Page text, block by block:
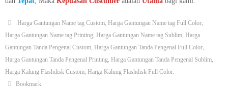
Harga Gantungan Name tag Custom, Harga Gantungan Name tag Full Color,
Harga Gantungan Name tag Printing Harga Gantungan Name tag Sublim Harga
Gantungan Tanda Pengenal Custom Harga Gantungan Tanda Pengenal Full Color
Harga Gantungan Tanda Pengenal Printing Harga Gantungan Tanda Pengenal Sublim
Harga Kalung Flashdisk Custom Harga Kalung Flashdisk Full Color.
Bookmark.